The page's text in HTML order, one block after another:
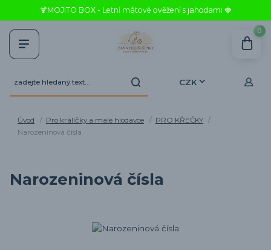
🍹MOJITO BOX - Letní mátové ověžení s jahodami 🍓
CZK
0
Úvod Pro králíčky a malé hlodavce
PRO KŘEČKY
Narozeninová čísla
Narozeninová čísla